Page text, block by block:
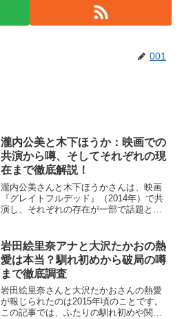
001
瀧内公美と木下ほうか：映画での
共演から噂、そしてそれぞれの現
在まで徹底解説！
瀧内公美さんと木下ほうかさんは、映画
『グレイトフルデッド』（2014年）で共
演し、それぞれの存在が一部で話題とな
が集まりました。本記事では、二人のプ
ロフィールや映画での...
岩田絵里奈アナと大沢たかおの熱
愛は本当？馴れ初めから破局の噂
まで徹底調査
岩田絵里奈さんと大沢たかおさんの熱愛
が報じられたのは2015年頃のことです。
この記事では、ふたりの馴れ初めや関係